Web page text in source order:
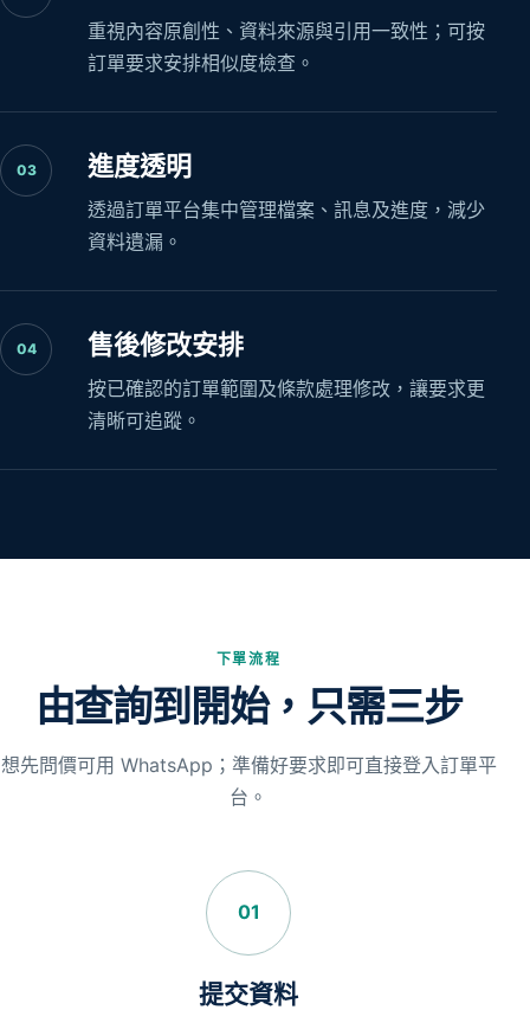
重視內容原創性、資料來源與引用一致性；可按
訂單要求安排相似度檢查。
03 進度透明
透過訂單平台集中管理檔案、訊息及進度，減少
資料遺漏。
04 售後修改安排
按已確認的訂單範圍及條款處理修改，讓要求更
清晰可追蹤。
下單流程
由查詢到開始，只需三步
想先問價可用 WhatsApp；準備好要求即可直接登入訂單平
台。
01
提交資料